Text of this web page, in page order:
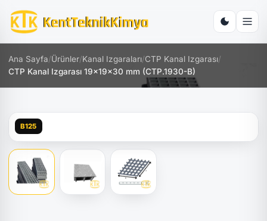
Ana Sayfa/Ürünler/Kanal Izgaraları/CTP Kanal Izgarası/
CTP Kanal Izgarası 19x19x30 mm (CTP.1930-B)
B125